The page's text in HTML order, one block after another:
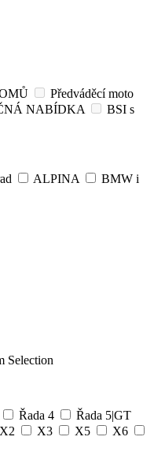
Předváděcí moto
NABÍDKA
BSI s
ALPINA
BMW i
Selection
Řada 4
Řada 5|GT
X2 X3 X5
X6